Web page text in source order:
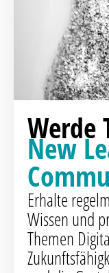
Werde
New
Erhalte
Wissen und
Themen